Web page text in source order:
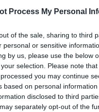
Process My Personal
of the sale, sharing to third
personal or sensitive
by us, please use the below
selection. Please note
you may continue
based on personal
disclosed to third
separately opt-out of the
από το χωράφι
μας. (…) Το πρώτο
κλειδώσαμε, βάλαμε
Τώρα, που έχουν
προηγούμενους μήνες
οι
η ενέργεια και οι